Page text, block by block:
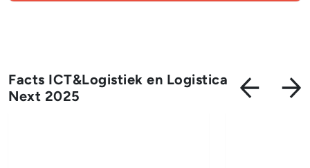
Facts ICT&Logistiek en Logistica
Next 2025